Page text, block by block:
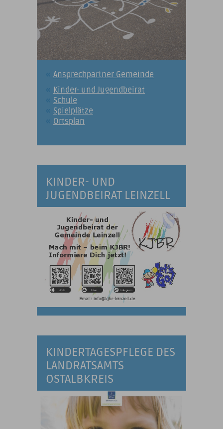
Ansprechpartner Gemeinde
Kinder- und Jugendbeirat
Schule
Spielplätze
Ortsplan
KINDER- UND
JUGENDBEIRAT LEINZELL
KINDERTAGESPFLEGE DES
LANDRATSAMTS
OSTALBKREIS